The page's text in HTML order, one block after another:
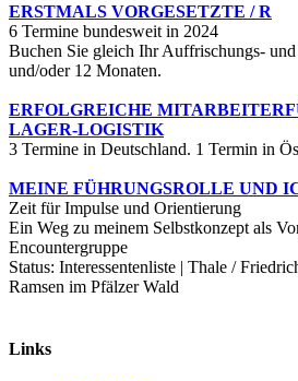
ERSTMALS VORGESETZTE / R
6 Termine bundesweit in 2024
Buchen Sie gleich Ihr Auffrischungs-
und/oder 12 Monaten.
ERFOLGREICHE
LAGER-LOGISTIK
3 Termine in Deutschland. 1 Termin in
MEINE FÜHRUNGSROLLE UND
Zeit für Impulse und Orientierung
Ein Weg zu meinem Selbstkonzept als
Encountergruppe
Status: Interessentenliste | Thale /
Ramsen im Pfälzer Wald
Links